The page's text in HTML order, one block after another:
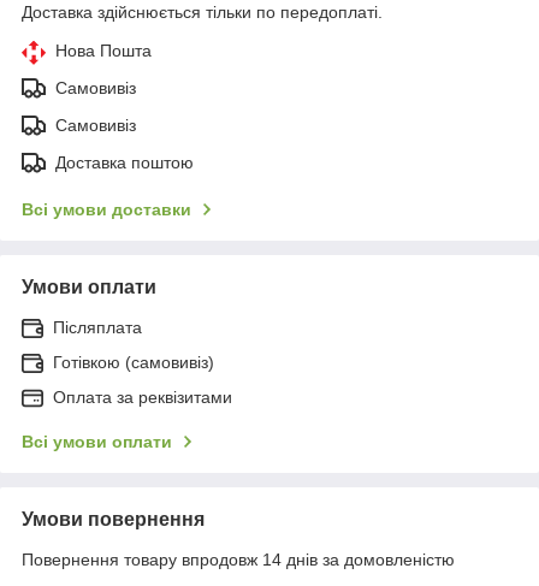
Доставка здійснюється тільки по передоплаті.
Нова Пошта
Самовивіз
Самовивіз
Доставка поштою
Всі умови доставки
Умови оплати
Післяплата
Готівкою (самовивіз)
Оплата за реквізитами
Всі умови оплати
Умови повернення
Повернення товару впродовж 14 днів за домовленістю